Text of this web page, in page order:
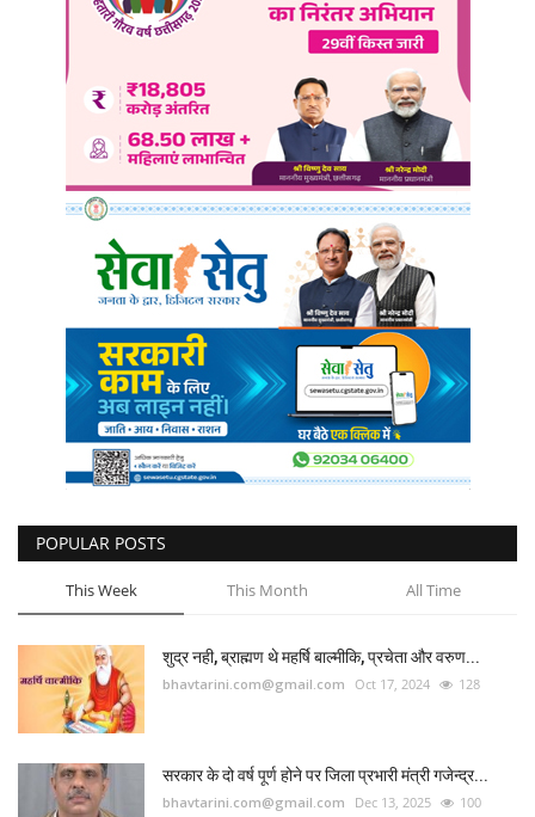
POPULAR POSTS
This Week This Month All Time
शुद्र नही, ब्राह्मण थे महर्षि बाल्मीकि, प्रचेता और वरुण...
bhavtarini.com@gmail.com Oct 17, 2024 128
सरकार के दो वर्ष पूर्ण होने पर जिला प्रभारी मंत्री गजेन्द्र...
bhavtarini.com@gmail.com Dec 13, 2025 100